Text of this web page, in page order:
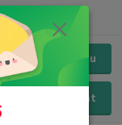
Menu
Hledat